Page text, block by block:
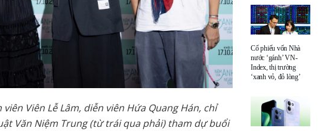
Viên Lễ Lâm, diễn viên Hứa Quang Hán, chỉ
Văn Niệm Trung (từ trái qua phải) tham dự buổi
Cổ phiếu vốn Nhà
nước ‘gánh’ VN-
Index, thị trường
‘xanh vỏ, đỏ lòng’